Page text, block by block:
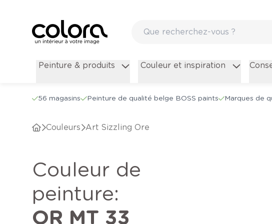
Peinture & produits Couleur et inspiration
56 magasins Peinture de qualité belge BOSS paints Marques de
Couleurs Art Sizzling Ore
Couleur de
peinture:
OR MT 33